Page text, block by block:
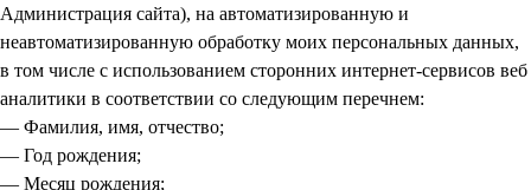
Администрация сайта), на автоматизированную и
неавтоматизированную обработку моих персональных данных,
в том числе с использованием сторонних интернет-сервисов веб
аналитики в соответствии со следующим перечнем:
— Фамилия, имя, отчество;
— Год рождения;
— Месяц рождения;